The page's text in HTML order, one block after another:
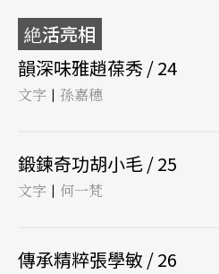
絶活亮相
韻深味雅趙葆秀 / 24
文字 | 孫嘉穗
鍛鍊奇功胡小毛 / 25
文字 | 何一梵
傳承精粹張學敏 / 26